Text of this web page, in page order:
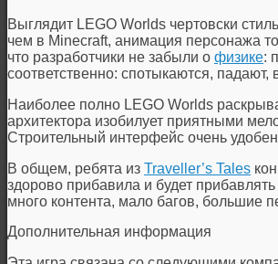
Выглядит LEGO Worlds чертовски
чем в Minecraft, анимация персонажа
что разработчики не забыли о физике:
соответственно: спотыкаются, падают,
Наиболее полно LEGO Worlds
архитектора изобилует приятными
Строительный интерфейс очень
В общем, ребята из Traveller’s Tales
здорово прибавила и будет
много контента, мало багов, большие
Дополнительная информация